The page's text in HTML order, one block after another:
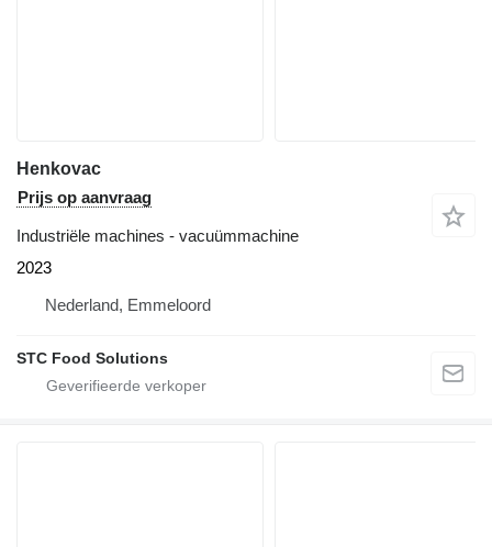
Henkovac
Prijs op aanvraag
Industriële machines - vacuümmachine
2023
Nederland, Emmeloord
STC Food Solutions